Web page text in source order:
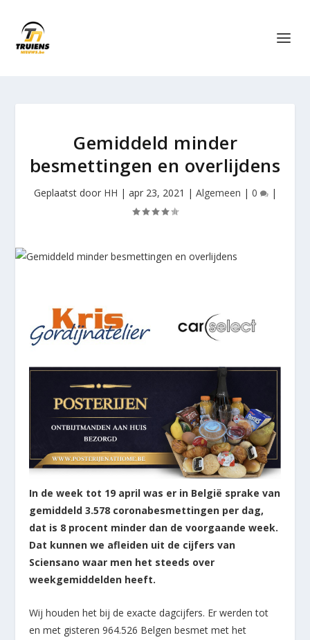
Gemiddeld minder
besmettingen en overlijdens
Geplaatst door HH | apr 23, 2021 | Algemeen | 0 |
In de week tot 19 april was er in België sprake van
gemiddeld 3.578 coronabesmettingen per dag,
dat is 8 procent minder dan de voorgaande week.
Dat kunnen we afleiden uit de cijfers van
Sciensano waar men het steeds over
weekgemiddelden heeft.
Wij houden het bij de exacte dagcijfers. Er werden tot
en met gisteren 964.526 Belgen besmet met het